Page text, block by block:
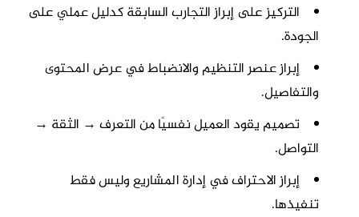
التركيز على إبراز التجارب السابقة كدليل عملي على
الجودة.
إبراز عنصر التنظيم والانضباط في عرض المحتوى
والتفاصيل.
تصميم يقود العميل نفسيًا من التعرف → الثقة →
التواصل.
إبراز الاحتراف في إدارة المشاريع وليس فقط
تنفيذها.